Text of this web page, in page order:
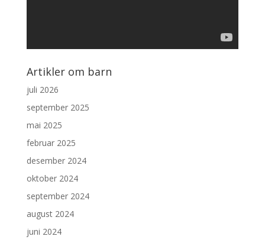
Artikler om barn
juli 2026
september 2025
mai 2025
februar 2025
desember 2024
oktober 2024
september 2024
august 2024
juni 2024